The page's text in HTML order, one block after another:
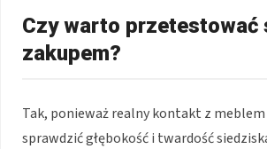
Czy warto przetestować
zakupem?
Tak, ponieważ realny kontakt z
sprawdzić głębokość i twardość